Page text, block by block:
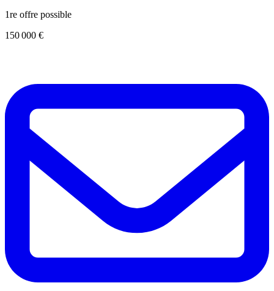
1re offre possible
150 000 €